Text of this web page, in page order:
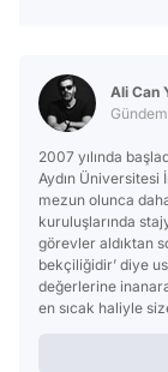
Ali Can
2007 yılında
Aydın Üniversitesi
mezun olunca
kuruluşlarında
görevler aldıktan
bekçiliğidir’ diye
değerlerine
en sıcak haliyle